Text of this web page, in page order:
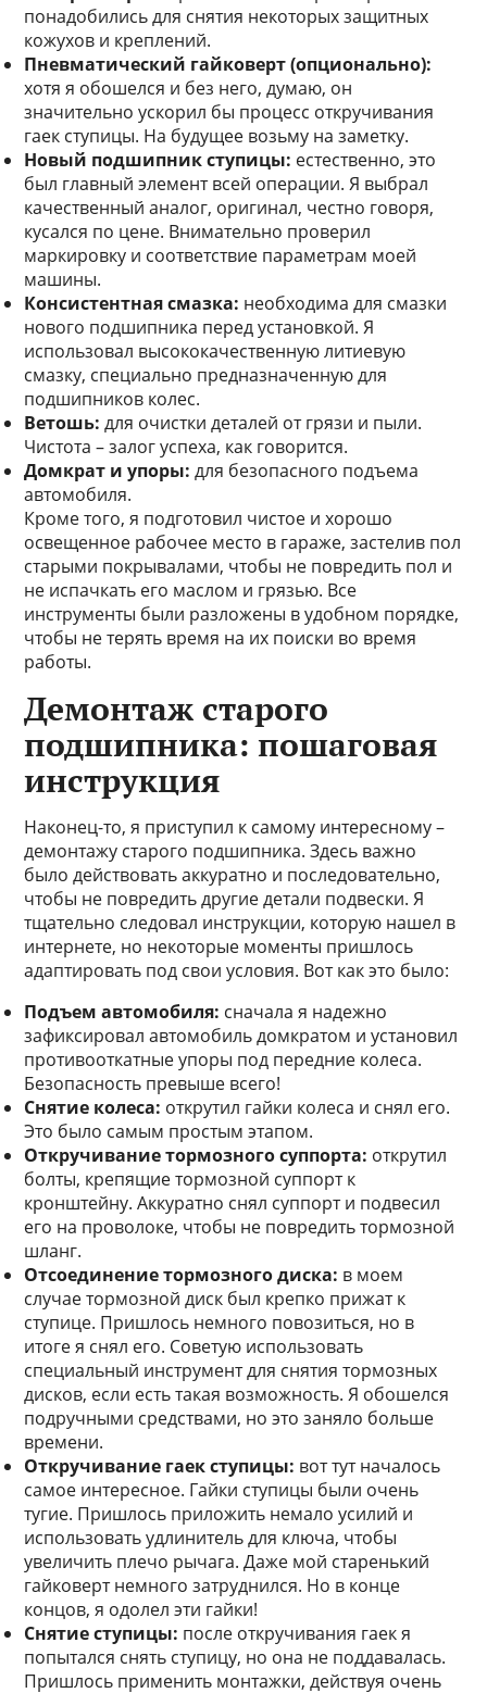
понадобились для снятия некоторых защитных
кожухов и креплений.
Пневматический гайковерт (опционально):
хотя я обошелся и без него, думаю, он
значительно ускорил бы процесс откручивания
гаек ступицы. На будущее возьму на заметку.
Новый подшипник ступицы: естественно, это
был главный элемент всей операции. Я выбрал
качественный аналог, оригинал, честно говоря,
кусался по цене. Внимательно проверил
маркировку и соответствие параметрам моей
машины.
Консистентная смазка: необходима для смазки
нового подшипника перед установкой. Я
использовал высококачественную литиевую
смазку, специально предназначенную для
подшипников колес.
Ветошь: для очистки деталей от грязи и пыли.
Чистота – залог успеха, как говорится.
Домкрат и упоры: для безопасного подъема
автомобиля.
Кроме того, я подготовил чистое и хорошо
освещенное рабочее место в гараже, застелив пол
старыми покрывалами, чтобы не повредить пол и
не испачкать его маслом и грязью. Все
инструменты были разложены в удобном порядке,
чтобы не терять время на их поиски во время
работы.
Демонтаж старого
подшипника: пошаговая
инструкция
Наконец-то, я приступил к самому интересному –
демонтажу старого подшипника. Здесь важно
было действовать аккуратно и последовательно,
чтобы не повредить другие детали подвески. Я
тщательно следовал инструкции, которую нашел в
интернете, но некоторые моменты пришлось
адаптировать под свои условия. Вот как это было:
Подъем автомобиля: сначала я надежно
зафиксировал автомобиль домкратом и установил
противооткатные упоры под передние колеса.
Безопасность превыше всего!
Снятие колеса: открутил гайки колеса и снял его.
Это было самым простым этапом.
Откручивание тормозного суппорта: открутил
болты, крепящие тормозной суппорт к
кронштейну. Аккуратно снял суппорт и подвесил
его на проволоке, чтобы не повредить тормозной
шланг.
Отсоединение тормозного диска: в моем
случае тормозной диск был крепко прижат к
ступице. Пришлось немного повозиться, но в
итоге я снял его. Советую использовать
специальный инструмент для снятия тормозных
дисков, если есть такая возможность. Я обошелся
подручными средствами, но это заняло больше
времени.
Откручивание гаек ступицы: вот тут началось
самое интересное. Гайки ступицы были очень
тугие. Пришлось приложить немало усилий и
использовать удлинитель для ключа, чтобы
увеличить плечо рычага. Даже мой старенький
гайковерт немного затруднился. Но в конце
концов, я одолел эти гайки!
Снятие ступицы: после откручивания гаек я
попытался снять ступицу, но она не поддавалась.
Пришлось применить монтажки, действуя очень